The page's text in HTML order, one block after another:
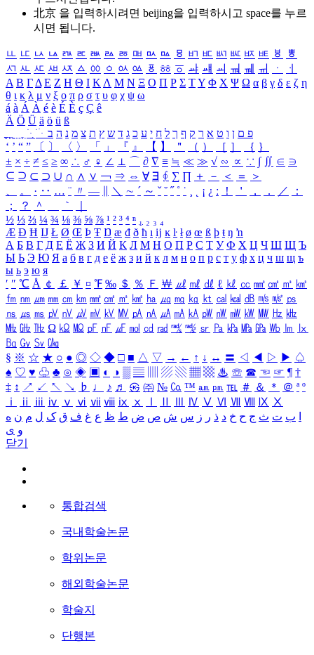
北京 을 입력하시려면 beijing을 입력하시고 space를 누르
시면 됩니다.
ㅥ ㅦ ㅧ ㅨ ㅩ ㅪ ㅫ ㅬ ㅭ ㅮ ㅯ ㅰ ㅱ ㅲ ㅳ ㅴ ㅵ ㅶ ㅷ ㅸ
ㅹ
ㅺ ㅻ ㅼ ㅽ ㅾ ㅿ ㆀ ㆁ ㆂ ㆃ ㆄ ㆅ ㆆ ㆇ ㆈ ㆉ ㆊ ㆋ ㆌ ㆍ
ㆎ
Α Β ΓΔ Ε Ζ Η Θ Ι ΚΛ Μ Ν Ξ Ο Π Ρ Σ ΤΥ Φ Χ Ψ Ω α β γ δ ε ζ η
θ ι κ λ μ ν ξ ο π ρ σ τ υ φ χ ψ ω
á à Á À é è É È ç Ç ê
Ä Ö Ü ä ö ü ß
ִֶֹ ֻּ ׁׂ פ ם ן ו ט א ר ק ף ך ל ח י ע כ ג ד ש ץ ת צ מ נ ה ב
‘ ’ “ ” 〔 〕 〈 〉 「 」 『 』 【 】 ＂ （ ） ［ ］ ｛ ｝
± × ÷ ≠ ≤ ≥ ∞ ∴ ♂ ♀ ∠ ⊥ ⌒ ∂ ∇ ≡ ≒ ≪ ≫ √ ∽ ∝ ∵ ∫ ∬ ∈ ∋
⊆ ⊇ ⊂ ⊃ ∪ ∩ ∧ ∨ ￢ ⇒ ⇔ ∀ ∃ ∮ ∑ ∏ ＋ － ＜ ＝
＞
、
。 · ‥ … ¨ 〃 ― ＼ ∼ ´ ～ ˇ ˘ ˝ ˚ ˙ ¸ ¡ ¿ ː ！ ＇ ， ． ／
：
；
？ ＾ ｀
½ ⅓ ⅔ ¼ ¾ ⅛ ⅜ ⅝ ⅞ ¹ ² ³ ⁴ ⁿ ₁ ₂ ₃ ₄
Æ Ð Ħ Ĳ Ł Ø Œ Þ Ŧ Ŋ æ đ ð ħ ı ĳ ĸ ŀ ł ø œ ß þ ŧ ŋ ŉ
А Б В Г Д Е Ё Ж З И Й К Л М Н О П Р С Т У Ф Х Ц Ч Ш Щ Ъ
Ы Ь Э Ю Я а б в г д е ё ж з и й к л м н о п р с т у ф х ц ч ш щ ъ
ы ь э ю я
′ ″ ℃ Å ￠ ￡ ￥ ¤ ℉ ‰ ＄ ％ Ｆ ￦ ㎕ ㎖ ㎗ ℓ ㎘ ㏄ ㎣ ㎤ ㎥ ㎦
㎙ ㎚ ㎛ ㎜ ㎝ ㎞ ㎟ ㎠ ㎡ ㎢ ㏊ ㎍ ㎎ ㎏ ㏏ ㎈ ㎉ ㏈ ㎧ ㎨ ㎰
㎱ ㎲ ㎳ ㎴ ㎵ ㎶ ㎷ ㎸ ㎹ ㎀ ㎁ ㎂ ㎃ ㎄ ㎺ ㎻ ㎽ ㎾ ㎿ ㎐ ㎑
㎒ ㎓ ㎔ Ω ㏀ ㏁ ㎊ ㎋ ㎌ ㏖ ㏅ ㎭ ㎮ ㎯ ㏛ ㎩ ㎪ ㎫ ㎬ ㏝ ㏐
㏓
㏃ ㏉ ㏜ ㏆
§ ※ ☆ ★ ○ ● ◎ ◇ ◆ □ ■ △ ▽ → ← ↑ ↓ ↔ 〓 ◁ ◀ ▷ ▶ ♤
♠ ♡ ♥ ♧ ♣ ⊙ ◈ ▣ ◐ ◑ ▒ ▤ ▨ ▧ ▦ ▩ ♨ ☏ ☎ ☜ ☞ ¶ †
‡ ↕ ↗ ↙ ↖ ↘ ♭ ♩ ♪ ♬ ㉿ ㈜ № ㏇ ™ ㏂ ㏘ ℡ ＃ ＆ ＊ ＠ ª º
ⅰ
ⅱ ⅲ ⅳ ⅴ ⅵ ⅶ ⅷ ⅸ ⅹ Ⅳ Ⅴ Ⅵ Ⅶ Ⅷ Ⅸ Ⅹ
ب ت ث ج ح خ د ذ ر ز س ش ص ض ط ظ ع غ ف ق ک ل م ن ه
و ی
닫기
통합검색
국내학술논문
학위논문
해외학술논문
학술지
단행본